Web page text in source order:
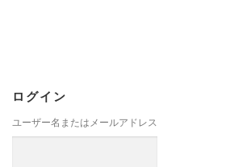
ログイン
ユーザー名またはメールアドレス